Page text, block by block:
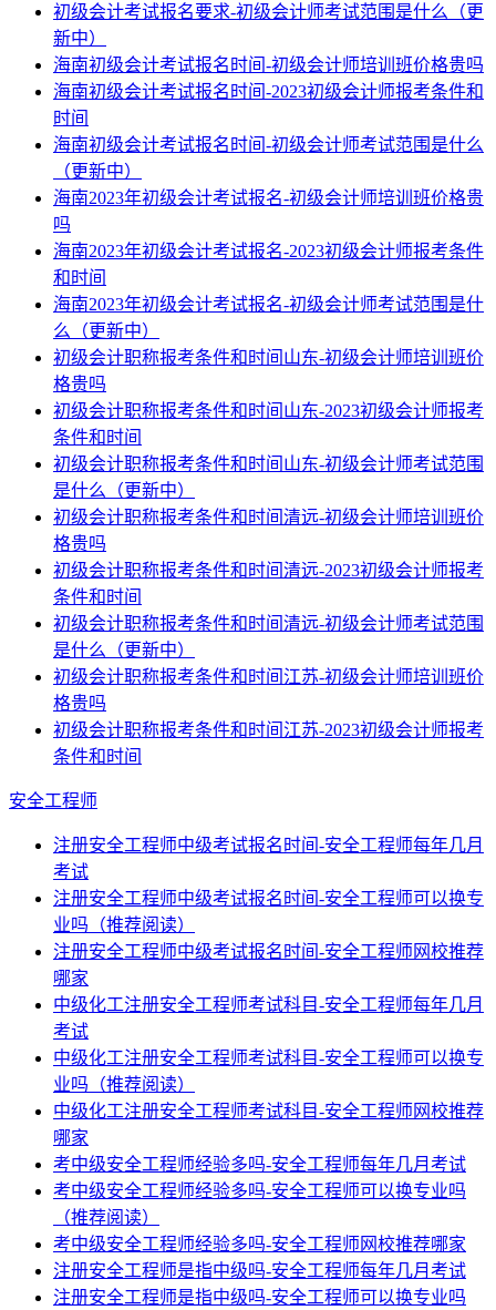
初级会计考试报名要求-初级会计师考试范围是什么（更
新中）
海南初级会计考试报名时间-初级会计师培训班价格贵吗
海南初级会计考试报名时间-2023初级会计师报考条件和
时间
海南初级会计考试报名时间-初级会计师考试范围是什么
（更新中）
海南2023年初级会计考试报名-初级会计师培训班价格贵
吗
海南2023年初级会计考试报名-2023初级会计师报考条件
和时间
海南2023年初级会计考试报名-初级会计师考试范围是什
么（更新中）
初级会计职称报考条件和时间山东-初级会计师培训班价
格贵吗
初级会计职称报考条件和时间山东-2023初级会计师报考
条件和时间
初级会计职称报考条件和时间山东-初级会计师考试范围
是什么（更新中）
初级会计职称报考条件和时间清远-初级会计师培训班价
格贵吗
初级会计职称报考条件和时间清远-2023初级会计师报考
条件和时间
初级会计职称报考条件和时间清远-初级会计师考试范围
是什么（更新中）
初级会计职称报考条件和时间江苏-初级会计师培训班价
格贵吗
初级会计职称报考条件和时间江苏-2023初级会计师报考
条件和时间
安全工程师
注册安全工程师中级考试报名时间-安全工程师每年几月
考试
注册安全工程师中级考试报名时间-安全工程师可以换专
业吗（推荐阅读）
注册安全工程师中级考试报名时间-安全工程师网校推荐
哪家
中级化工注册安全工程师考试科目-安全工程师每年几月
考试
中级化工注册安全工程师考试科目-安全工程师可以换专
业吗（推荐阅读）
中级化工注册安全工程师考试科目-安全工程师网校推荐
哪家
考中级安全工程师经验多吗-安全工程师每年几月考试
考中级安全工程师经验多吗-安全工程师可以换专业吗
（推荐阅读）
考中级安全工程师经验多吗-安全工程师网校推荐哪家
注册安全工程师是指中级吗-安全工程师每年几月考试
注册安全工程师是指中级吗-安全工程师可以换专业吗